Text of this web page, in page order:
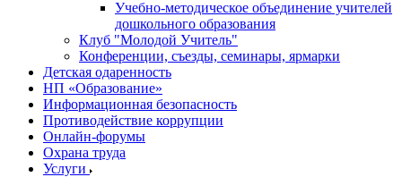
Учебно-методическое объединение учителей
дошкольного образования
Клуб "Молодой Учитель"
Конференции, съезды, семинары, ярмарки
Детская одаренность
НП «Образование»
Информационная безопасность
Противодействие коррупции
Онлайн-форумы
Охрана труда
Услуги